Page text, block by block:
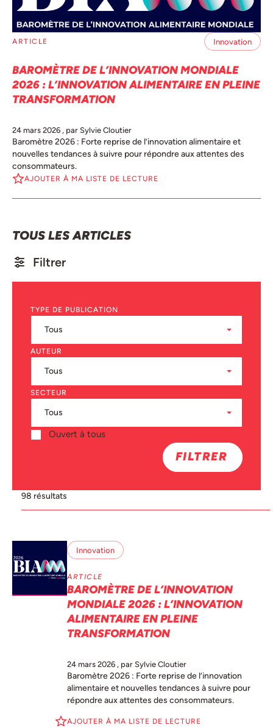
ARTICLE Innovation
BAROMÈTRE DE L’INNOVATION MONDIALE
2026 : L’INNOVATION ALIMENTAIRE EN PLEINE
TRANSFORMATION
24 mars 2026 , par Sylvie Cloutier
Baromètre 2026 : Forte reprise de l’innovation alimentaire et
nouvelles tendances à suivre pour répondre aux attentes des
consommateurs.
AJOUTER À MA LISTE DE LECTURE
TOUS LES ARTICLES
Filtrer
TYPE DE PUBLICATION
AUTEUR
SECTEUR
Ouvert à tous
FILTRER
98 résultats
Innovation
ARTICLE
BAROMÈTRE DE L’INNOVATION
MONDIALE 2026 : L’INNOVATION
ALIMENTAIRE EN PLEINE
TRANSFORMATION
24 mars 2026 , par Sylvie Cloutier
Baromètre 2026 : Forte reprise de l’innovation
alimentaire et nouvelles tendances à suivre pour
répondre aux attentes des consommateurs.
AJOUTER À MA LISTE DE LECTURE